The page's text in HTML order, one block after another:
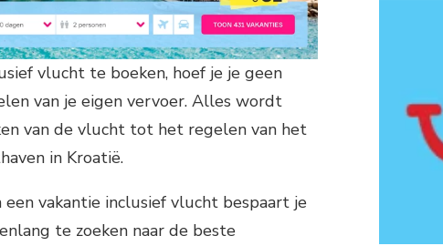
vlucht te boeken, hoef je je geen
van je eigen vervoer. Alles wordt
van de vlucht tot het regelen van het
in Kroatië.
vakantie inclusief vlucht bespaart je
te zoeken naar de beste